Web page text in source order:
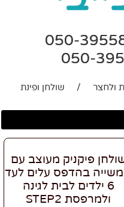
ולחצר /
שולחן ופינת
פיקניק מעוצב עם
בהדפס עלים לעד
6 ילדים לבית לגינה
ולמרפסת STEP2